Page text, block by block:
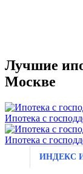
Лучшие
Москве
Ипотека с
Ипотека с
ИНДЕКС